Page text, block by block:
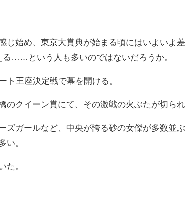
始め、東京大賞典が始まる頃にはいよいよ
……という人も多いのではないだろうか。
ト王座決定戦で幕を開ける。
クイーン賞にて、その激戦の火ぶたが切られ
ガールなど、中央が誇る砂の女傑が多数並
い。
た。